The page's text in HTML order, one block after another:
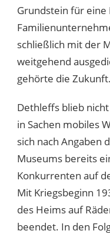
Grundstein für
schließlich mit der
weitgehend
gehörte die Zukunft.
Dethleffs blieb
in Sachen mobiles
sich nach Angaben
Museums bereits
Konkurrenten auf
Mit Kriegsbeginn
des Heims auf
beendet. In den